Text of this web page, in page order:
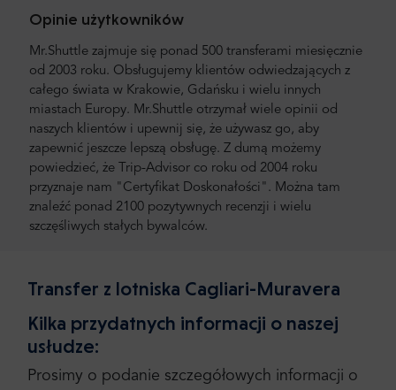
Opinie użytkowników
Mr.Shuttle zajmuje się ponad 500 transferami miesięcznie
od 2003 roku. Obsługujemy klientów odwiedzających z
całego świata w Krakowie, Gdańsku i wielu innych
miastach Europy. Mr.Shuttle otrzymał wiele opinii od
naszych klientów i upewnij się, że używasz go, aby
zapewnić jeszcze lepszą obsługę. Z dumą możemy
powiedzieć, że Trip-Advisor co roku od 2004 roku
przyznaje nam "Certyfikat Doskonałości". Można tam
znaleźć ponad 2100 pozytywnych recenzji i wielu
szczęśliwych stałych bywalców.
Transfer z lotniska Cagliari-Muravera
Kilka przydatnych informacji o naszej
usłudze:
Prosimy o podanie szczegółowych informacji o